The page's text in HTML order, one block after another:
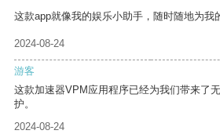
这款app就像我的娱乐小助手，随时随地为我
2024-08-24
游客
这款加速器VPM应用程序已经为我们带来了
护。
2024-08-24